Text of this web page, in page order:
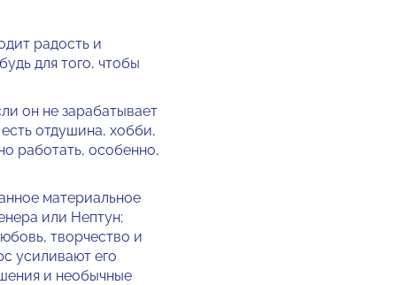
радость и
для того, чтобы
он не зарабатывает
отдушина, хобби,
работать, особенно,
материальное
или Нептун;
творчество и
усиливают его
и необычные